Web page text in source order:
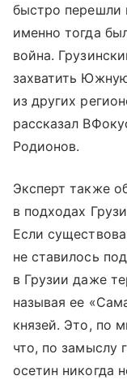
быстро перешли
именно тогда
война.
захватить
из других
рассказал
Родионов.
Эксперт также
в подходах
Если
не ставилось
в Грузии даже
называя ее
князей. Это, по
что, по замыслу
осетин никогда